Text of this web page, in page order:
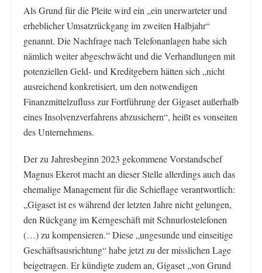
Als Grund für die Pleite wird ein „ein unerwarteter und
erheblicher Umsatzrückgang im zweiten Halbjahr“
genannt. Die Nachfrage nach Telefonanlagen habe sich
nämlich weiter abgeschwächt und die Verhandlungen mit
potenziellen Geld- und Kreditgebern hätten sich „nicht
ausreichend konkretisiert, um den notwendigen
Finanzmittelzufluss zur Fortführung der Gigaset außerhalb
eines Insolvenzverfahrens abzusichern“, heißt es vonseiten
des Unternehmens.
Der zu Jahresbeginn 2023 gekommene Vorstandschef
Magnus Ekerot macht an dieser Stelle allerdings auch das
ehemalige Management für die Schieflage verantwortlich:
„Gigaset ist es während der letzten Jahre nicht gelungen,
den Rückgang im Kerngeschäft mit Schnurlostelefonen
(…) zu kompensieren.“ Diese „ungesunde und einseitige
Geschäftsausrichtung“ habe jetzt zu der misslichen Lage
beigetragen. Er kündigte zudem an, Gigaset „von Grund